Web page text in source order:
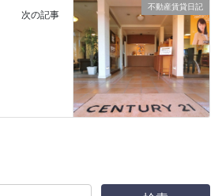
不動産賃貸日記
次の記事